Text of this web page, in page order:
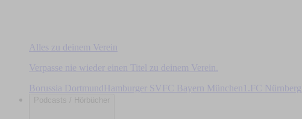
Alles zu deinem Verein
Verpasse nie wieder einen Titel zu deinem Verein.
Borussia DortmundHamburger SV FC Bayern München 1.FC Nürnberg
Podcasts / Hörbücher